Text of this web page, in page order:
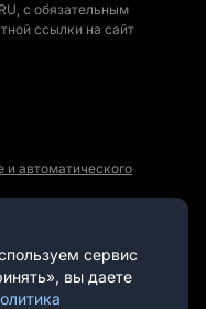
с обязательным
ссылки на сайт
и автоматического
сетях:сервис
вы даете